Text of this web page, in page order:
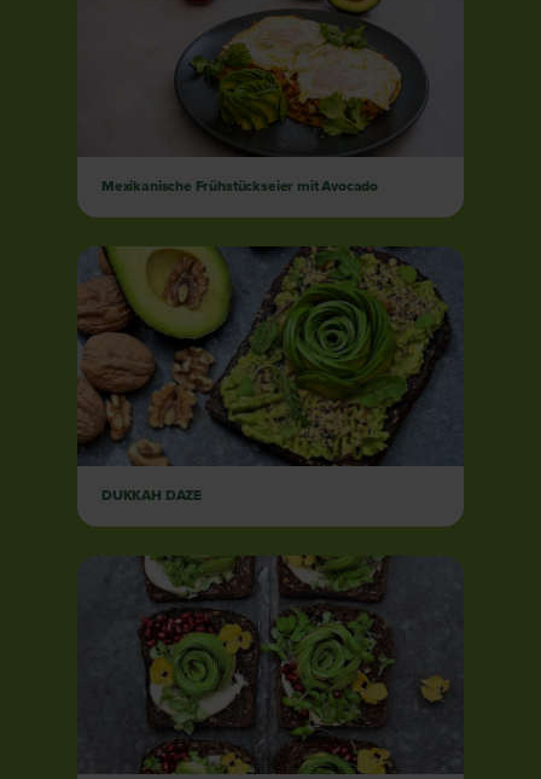
Mexikanische Frühstückseier mit Avocado
DUKKAH DAZE